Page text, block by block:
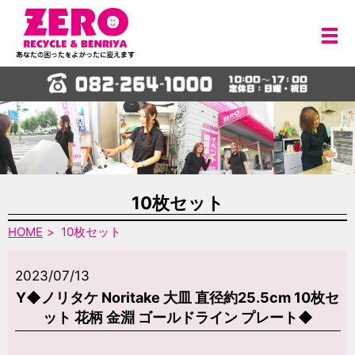
メ
10枚セット
HOME 10枚セット
2023/07/13
Y◆ノリタケ Noritake 大皿 直径約25.5cm 10枚セ
ット 花柄 金淵 ゴールドライン プレート◆